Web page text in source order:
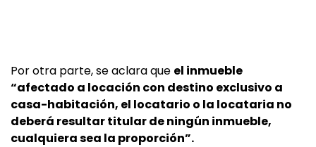
Por otra parte, se aclara que el inmueble
“afectado a locación con destino exclusivo a
casa-habitación, el locatario o la locataria no
deberá resultar titular de ningún inmueble,
cualquiera sea la proporción”.